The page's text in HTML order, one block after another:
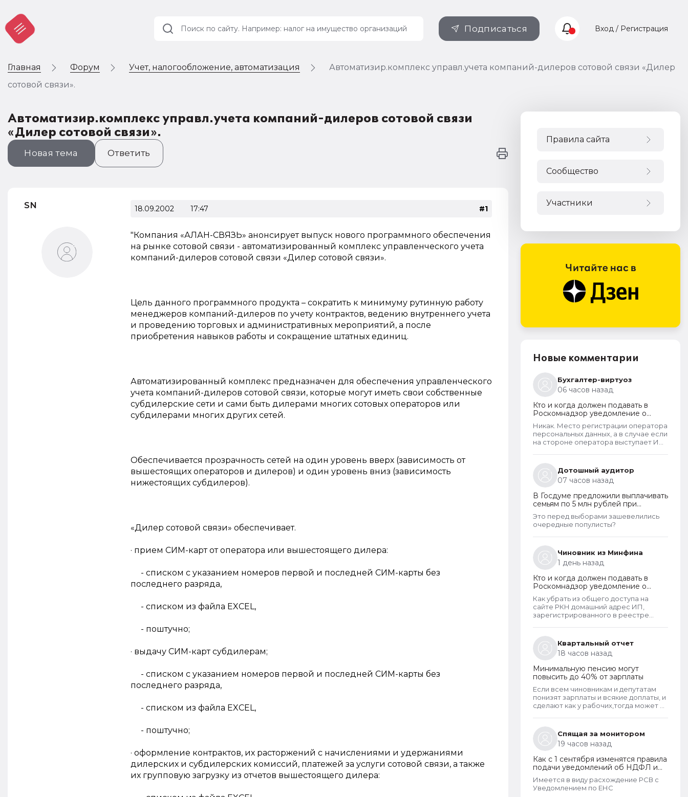
Подписаться Вход / Регистрация
Главная Форум Учет, налогообложение, автоматизация
Автоматизир.комплекс управл.учета компаний-дилеров сотовой связи «Дилер
сотовой связи».
Автоматизир.комплекс управл.учета компаний-дилеров сотовой связи
«Дилер сотовой связи».
Новая тема Ответить
SN 18.09.2002 17:47 #1
"Компания «АЛАН-СВЯЗЬ» анонсирует выпуск нового программного обеспечения
на рынке сотовой связи - автоматизированный комплекс управленческого учета
компаний-дилеров сотовой связи «Дилер сотовой связи».
Цель данного программного продукта – сократить к минимуму рутинную работу
менеджеров компаний-дилеров по учету контрактов, ведению внутреннего учета
и проведению торговых и административных мероприятий, а после
приобретения навыков работы и сокращение штатных единиц.
Автоматизированный комплекс предназначен для обеспечения управленческого
учета компаний-дилеров сотовой связи, которые могут иметь свои собственные
субдилерские сети и сами быть дилерами многих сотовых операторов или
субдилерами многих других сетей.
Обеспечивается прозрачность сетей на один уровень вверх (зависимость от
вышестоящих операторов и дилеров) и один уровень вниз (зависимость
нижестоящих субдилеров).
«Дилер сотовой связи» обеспечивает.
· прием СИМ-карт от оператора или вышестоящего дилера:
- списком с указанием номеров первой и последней СИМ-карты без
последнего разряда,
- списком из файла EXCEL,
- поштучно;
· выдачу СИМ-карт субдилерам;
- списком с указанием номеров первой и последней СИМ-карты без
последнего разряда,
- списком из файла EXCEL,
- поштучно;
· оформление контрактов, их расторжений с начислениями и удержаниями
дилерских и субдилерских комиссий, платежей за услуги сотовой связи, а также
их групповую загрузку из отчетов вышестоящего дилера:
Правила сайта
Сообщество
Участники
Новые комментарии
Бухгалтер-виртуоз
06 часов назад
Кто и когда должен подавать в
Роскомнадзор уведомление о
прекращении обработки
персональных данных
Никак. Место регистрации оператора
персональных данных, а в случае если
на стороне оператора выступает ИП
неотъемлемым атрибутом реестра
РКН. Данная информация подлежит
обязательному размещению в
реестре наряду со всеми прочими
сведениями. Делается это для того,
чтобы у субъектов ПД имелась
возможность в случае нарушения их
прав обратиться непосредственно к
Дотошный аудитор
07 часов назад
В Госдуме предложили выплачивать
семьям по 5 млн рублей при
рождении второго ребенка
Это перед выборами зашевелились
очередные популисты?
Чиновник из Минфина
1 день назад
Кто и когда должен подавать в
Роскомнадзор уведомление о
прекращении обработки
персональных данных
Как убрать из общего доступа на
сайте РКН домашний адрес ИП,
зарегистрированного в реестре
Квартальный отчет
18 часов назад
Минимальную пенсию могут
повысить до 40% от зарплаты
Если всем чиновникам и депутатам
понизят зарплаты и всякие доплаты, и
сделают как у рабочих,тогда может и
Спящая за монитором
19 часов назад
Как с 1 сентября изменятся правила
подачи уведомлений об НДФЛ и
страховых взносах
Имеется в виду расхождение РСВ с
Уведомлением по ЕНС
Учет и
налогообложение